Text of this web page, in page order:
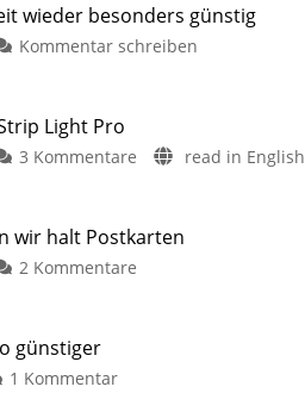
wieder besonders günstig
Kommentar schreiben
Light Pro
3 Kommentare read in English
wir halt Postkarten
2 Kommentare
günstiger
1 Kommentar